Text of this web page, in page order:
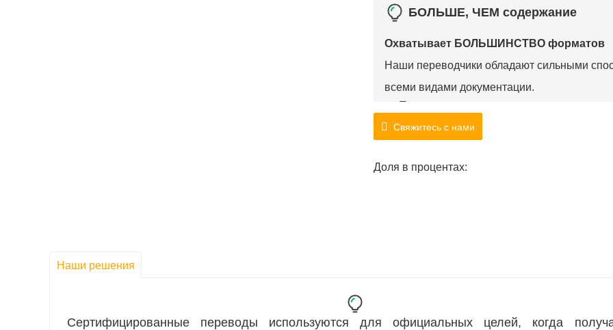
БОЛЬШЕ, ЧЕМ содержание
Охватывает БОЛЬШИНСТВО форматов
Наши переводчики обладают сильными
всеми видами документации.
Преступник
✔️
✔️Диплом
Свяжитесь с нами
Доля в процентах:
Наши решения
Сертифицированные переводы используются для официальных целей, когда